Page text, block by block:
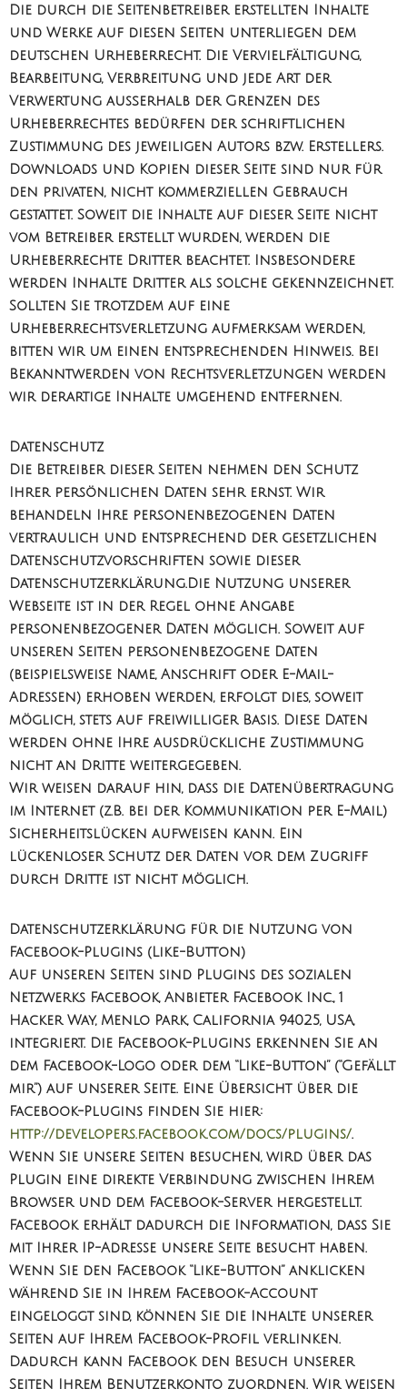
Die durch die Seitenbetreiber erstellten Inhalte
und Werke auf diesen Seiten unterliegen dem
deutschen Urheberrecht. Die Vervielfältigung,
Bearbeitung, Verbreitung und jede Art der
Verwertung außerhalb der Grenzen des
Urheberrechtes bedürfen der schriftlichen
Zustimmung des jeweiligen Autors bzw. Erstellers.
Downloads und Kopien dieser Seite sind nur für
den privaten, nicht kommerziellen Gebrauch
gestattet. Soweit die Inhalte auf dieser Seite nicht
vom Betreiber erstellt wurden, werden die
Urheberrechte Dritter beachtet. Insbesondere
werden Inhalte Dritter als solche gekennzeichnet.
Sollten Sie trotzdem auf eine
Urheberrechtsverletzung aufmerksam werden,
bitten wir um einen entsprechenden Hinweis. Bei
Bekanntwerden von Rechtsverletzungen werden
wir derartige Inhalte umgehend entfernen.
Datenschutz
Die Betreiber dieser Seiten nehmen den Schutz
Ihrer persönlichen Daten sehr ernst. Wir
behandeln Ihre personenbezogenen Daten
vertraulich und entsprechend der gesetzlichen
Datenschutzvorschriften sowie dieser
Datenschutzerklärung.Die Nutzung unserer
Webseite ist in der Regel ohne Angabe
personenbezogener Daten möglich. Soweit auf
unseren Seiten personenbezogene Daten
(beispielsweise Name, Anschrift oder E-Mail-
Adressen) erhoben werden, erfolgt dies, soweit
möglich, stets auf freiwilliger Basis. Diese Daten
werden ohne Ihre ausdrückliche Zustimmung
nicht an Dritte weitergegeben.
Wir weisen darauf hin, dass die Datenübertragung
im Internet (z.B. bei der Kommunikation per E-Mail)
Sicherheitslücken aufweisen kann. Ein
lückenloser Schutz der Daten vor dem Zugriff
durch Dritte ist nicht möglich.
Datenschutzerklärung für die Nutzung von
Facebook-Plugins (Like-Button)
Auf unseren Seiten sind Plugins des sozialen
Netzwerks Facebook, Anbieter Facebook Inc., 1
Hacker Way, Menlo Park, California 94025, USA,
integriert. Die Facebook-Plugins erkennen Sie an
dem Facebook-Logo oder dem “Like-Button” (“Gefällt
mir”) auf unserer Seite. Eine Übersicht über die
Facebook-Plugins finden Sie hier:
http://developers.facebook.com/docs/plugins/.
Wenn Sie unsere Seiten besuchen, wird über das
Plugin eine direkte Verbindung zwischen Ihrem
Browser und dem Facebook-Server hergestellt.
Facebook erhält dadurch die Information, dass Sie
mit Ihrer IP-Adresse unsere Seite besucht haben.
Wenn Sie den Facebook “Like-Button” anklicken
während Sie in Ihrem Facebook-Account
eingeloggt sind, können Sie die Inhalte unserer
Seiten auf Ihrem Facebook-Profil verlinken.
Dadurch kann Facebook den Besuch unserer
Seiten Ihrem Benutzerkonto zuordnen. Wir weisen